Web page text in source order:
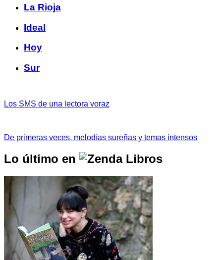
La Rioja
Ideal
Hoy
Sur
Los SMS de una lectora voraz
De primeras veces, melodías sureñas y temas intensos
Lo último en